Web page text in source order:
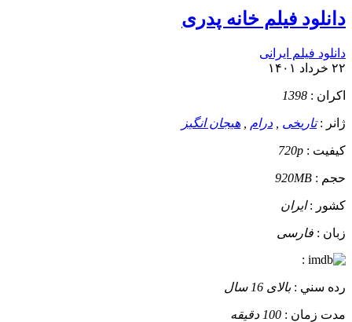
دانلود فیلم خانه پدری
دانلود فیلم ایرانی
۲۲ خرداد ۱۴۰۱
اکران : 1398
ژانر :تاریخی درام هیجان انگیز
کيفيت : 720p
حجم : 920MB
کشور :ایران
زبان : فارسی
:
رده سني :بالای 16 سال
مدت زمان : 100 دقیقه